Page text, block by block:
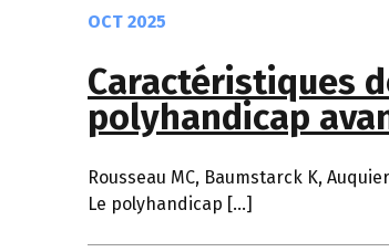
OCT 2025
Caractéristiques
polyhandicap
Rousseau MC, Baumstarck K,
Le polyhandicap […]